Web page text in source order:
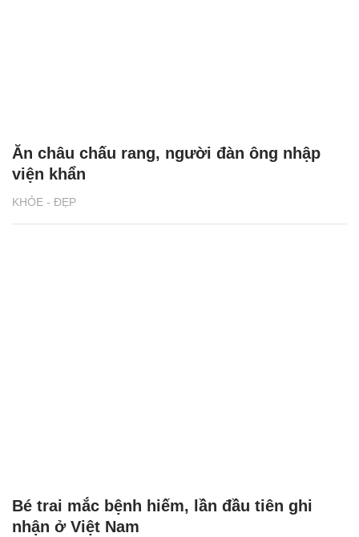
KHỎE - ĐẸP
Ăn châu chấu rang, người đàn ông nhập
viện khẩn
Bé trai mắc bệnh hiếm, lần đầu tiên ghi
nhận ở Việt Nam